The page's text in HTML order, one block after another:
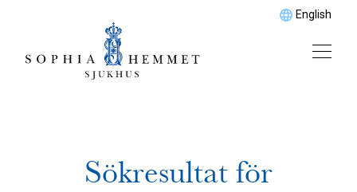
English
Sökresultat för